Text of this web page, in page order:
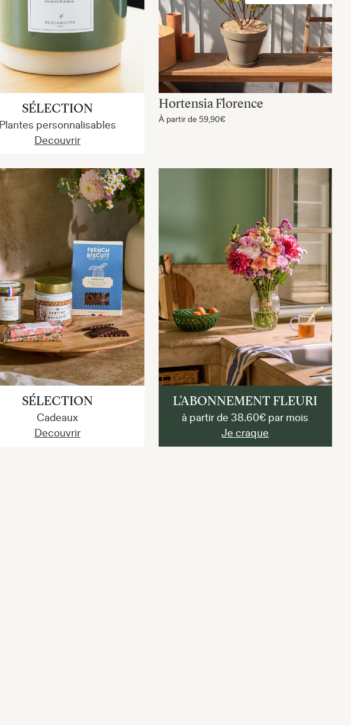
SÉLECTION
Plantes personnalisables
Decouvrir
Hortensia Florence
À partir de 59,90€
SÉLECTION
Cadeaux
Decouvrir
L'ABONNEMENT FLEURI
à partir de 38.60€ par mois
Je craque